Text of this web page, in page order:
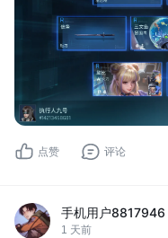
点赞 评论
手机用户8817946
1 天前